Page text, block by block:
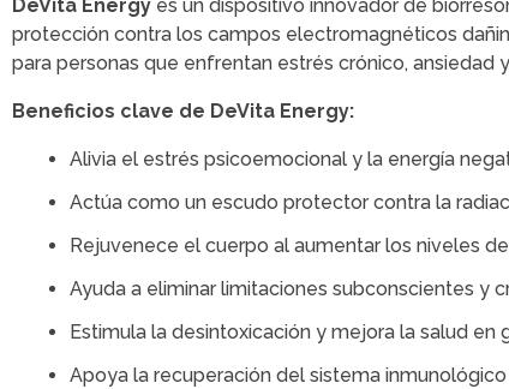
DeVita Energy es un dispositivo innovador de
protección contra los campos electromagnéticos
para personas que enfrentan estrés crónico, ansiedad
Beneficios clave de DeVita Energy:
Alivia el estrés psicoemocional y la energía
Actúa como un escudo protector contra la
Rejuvenece el cuerpo al aumentar los niveles
Ayuda a eliminar limitaciones subconscientes y
Estimula la desintoxicación y mejora la salud en
Apoya la recuperación del sistema inmunológico